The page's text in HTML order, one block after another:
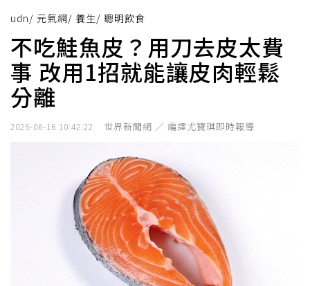
udn/ 元氣網/ 養生/ 聰明飲食
不吃鮭魚皮？用刀去皮太費
事 改用1招就能讓皮肉輕鬆
分離
2025-06-16 10:42:22 世界新聞網 ／ 編譯尤寶琪即時報導